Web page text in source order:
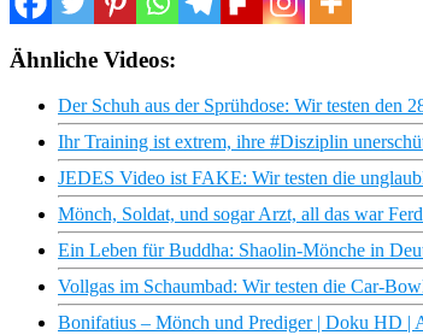
Ähnliche Videos:
Der Schuh aus der Sprühdose: Wir testen den
Ihr Training ist extrem, ihre #Disziplin
JEDES Video ist FAKE: Wir testen die
Mönch, Soldat, und sogar Arzt, all das war
Ein Leben für Buddha: Shaolin-Mönche in
Vollgas im Schaumbad: Wir testen die Car-
Bonifatius – Mönch und Prediger | Doku HD |